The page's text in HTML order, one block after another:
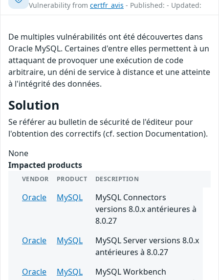
Vulnerability from certfr_avis - Published: - Updated:
De multiples vulnérabilités ont été découvertes dans
Oracle MySQL. Certaines d'entre elles permettent à un
attaquant de provoquer une exécution de code
arbitraire, un déni de service à distance et une atteinte
à l'intégrité des données.
Solution
Se référer au bulletin de sécurité de l'éditeur pour
l'obtention des correctifs (cf. section Documentation).
None
Impacted products
VENDOR PRODUCT DESCRIPTION
Oracle MySQL
MySQL Connectors
versions 8.0.x antérieures à
8.0.27
Oracle
MySQL
MySQL Server versions 8.0.x
antérieures à 8.0.27
Oracle
MySQL
MySQL Workbench